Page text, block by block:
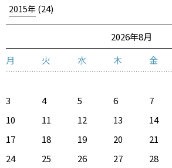
2015年 (24)
2026年8月
月
火 水 木 金
3
4 5 6 7
10
11 12 13 14
17
18 19 20 21
24
25 26 27 28